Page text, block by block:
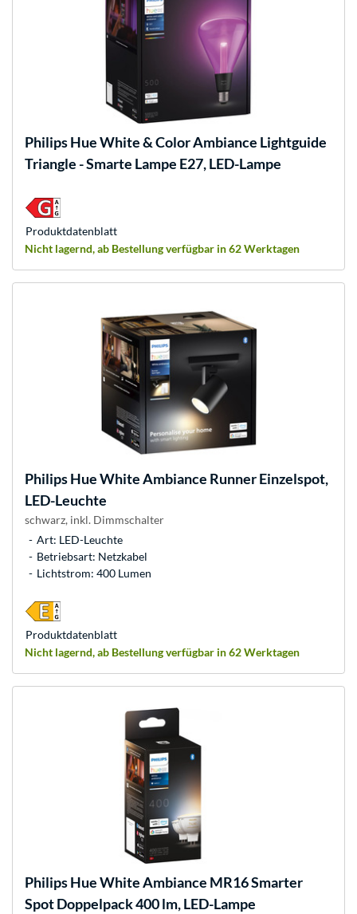
Philips HueWhite & Color Ambiance Lightguide
Triangle - Smarte Lampe E27, LED-Lampe
Nicht lagernd, ab Bestellung verfügbar in 62 Werktagen
Produkt­datenblatt
Philips HueWhite Ambiance Runner Einzelspot,
LED-Leuchte
schwarz, inkl. Dimmschalter
Art: LED-Leuchte
Betriebsart: Netzkabel
Lichtstrom: 400 Lumen
Nicht lagernd, ab Bestellung verfügbar in 62 Werktagen
Produkt­datenblatt
Philips HueWhite Ambiance MR16 Smarter
Spot Doppelpack 400 lm, LED-Lampe